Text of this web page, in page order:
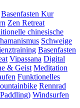
Basenfasten Kur
Zen Retreat
chinesische
Schweige
Basenfasten
Vipassana Digital
& Geist Meditation
Funktionelles
Rennrad
Windsurfen